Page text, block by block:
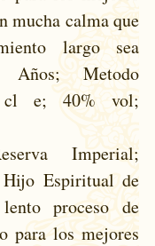
mucha calma que
largo sea
Años; Metodo
cl e; 40% vol;
Imperial;
Hijo Espiritual de
proceso de
para los mejores